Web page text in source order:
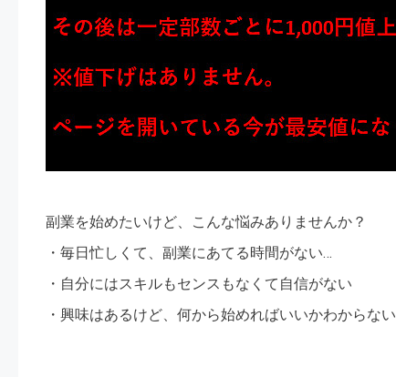
副業を始めたいけど、こんな悩みありませんか？
・毎日忙しくて、副業にあてる時間がない…
・自分にはスキルもセンスもなくて自信がない
・興味はあるけど、何から始めればいいかわからない